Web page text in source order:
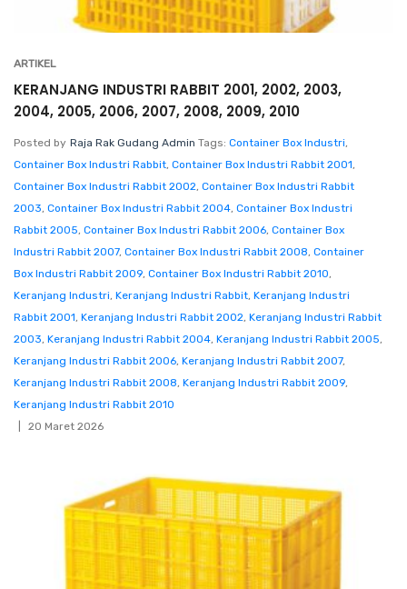
ARTIKEL
KERANJANG INDUSTRI RABBIT 2001, 2002, 2003,
2004, 2005, 2006, 2007, 2008, 2009, 2010
Posted by Raja Rak Gudang Admin Tags: Container Box Industri,
Container Box Industri Rabbit, Container Box Industri Rabbit 2001,
Container Box Industri Rabbit 2002, Container Box Industri Rabbit
2003, Container Box Industri Rabbit 2004, Container Box Industri
Rabbit 2005, Container Box Industri Rabbit 2006, Container Box
Industri Rabbit 2007, Container Box Industri Rabbit 2008, Container
Box Industri Rabbit 2009, Container Box Industri Rabbit 2010,
Keranjang Industri, Keranjang Industri Rabbit, Keranjang Industri
Rabbit 2001, Keranjang Industri Rabbit 2002, Keranjang Industri Rabbit
2003, Keranjang Industri Rabbit 2004, Keranjang Industri Rabbit 2005,
Keranjang Industri Rabbit 2006, Keranjang Industri Rabbit 2007,
Keranjang Industri Rabbit 2008, Keranjang Industri Rabbit 2009,
Keranjang Industri Rabbit 2010
20 Maret 2026